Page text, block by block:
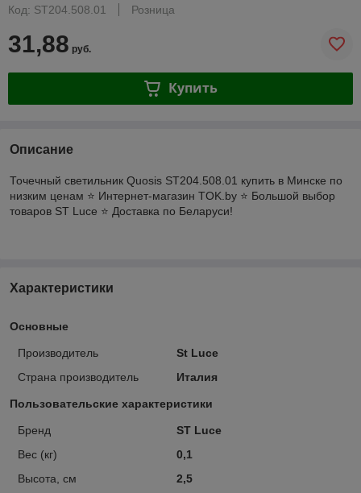
Код: ST204.508.01
Розница
31,88 руб.
Купить
Описание
Точечный светильник Quosis ST204.508.01 купить в Минске по
низким ценам ⭐️ Интернет-магазин TOK.by ⭐️ Большой выбор
товаров ST Luce ⭐️ Доставка по Беларуси!
Характеристики
Основные
Производитель
St Luce
Страна производитель
Италия
Пользовательские характеристики
Бренд
ST Luce
Вес (кг)
0,1
Высота, см
2,5